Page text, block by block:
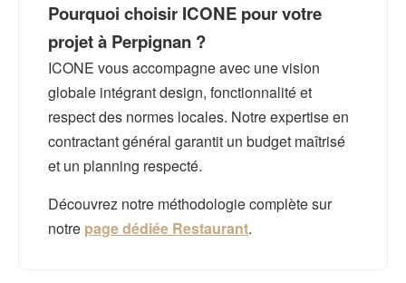
Pourquoi choisir ICONE pour votre
projet à Perpignan ?
ICONE vous accompagne avec une vision
globale intégrant design, fonctionnalité et
respect des normes locales. Notre expertise en
contractant général garantit un budget maîtrisé
et un planning respecté.
Découvrez notre méthodologie complète sur
notre page dédiée Restaurant.